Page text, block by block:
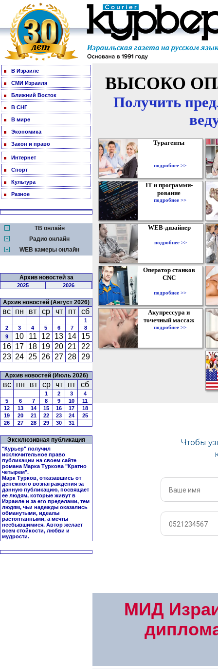
В Израиле
СМИ Израиля
Ближний Восток
В СНГ
В мире
Экономика
Закон и право
Интернет
Спорт
Культура
Разное
ТВ онлайн
Радио онлайн
WEB камеры онлайн
Архив новостей за
2025 2026
Архив новостей (Август 2026)
вс пн вт ср чт пт сб
1
2
3 4 5 6 7
8
9
10 11 12 13 14
15
16 17 18 19 20 21
22
23 24 25 26 27 28 29
Архив новостей (Июль 2026)
вс пн вт ср чт пт сб
1 2 3
4
5
6 7 8 9 10
11
12
13 14 15 16 17
18
19
20 21 22 23 24
25
26
27 28 29 30 31
Эксклюзивная публикация
"Курьер" получил
исключительное право
публикации на своем сайте
романа Марка Туркова "Кратно
четырем".
Марк Турков, отказавшись от
денежного вознаграждения за
данную публикацию, посвящает
ее людям, которые живут в
Израиле и за его пределами, тем
людям, чьи надежды оказались
обманутыми, идеалы
растоптанными, а мечты
несбывшимися. Автор желает
всем стойкости, любви и
мудрости.
ВЫСОКО
Получить
Турагенты
подробнее >>
IT и программи-
рование
подробнее >>
WEB-дизайнер
подробнее >>
Оператор станков
CNC
подробнее >>
Акупрессура и
точечный массаж
подробнее >>
МИД